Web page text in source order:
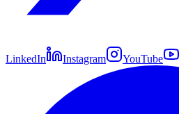
LinkedIn Instagram YouTube